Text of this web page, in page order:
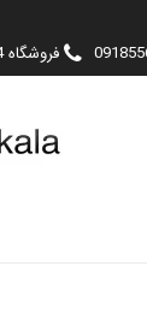
فروشگاه 08734241594